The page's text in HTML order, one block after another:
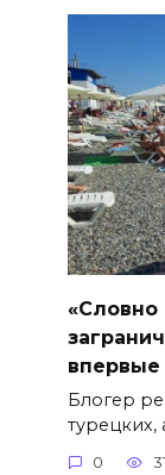
«Словно
Блогер
турецких,
0 31